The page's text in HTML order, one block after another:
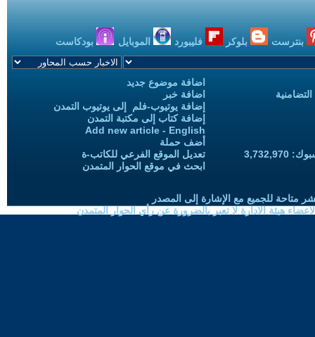
بنترست بلوكر فليبورد الموبايل بودكاست
اضافة موضوع جديد
اضافة خبر
إضافة يوتيوب-فلم إلى يوتيوب التمدن
إضافة كتاب إلى مكتبة التمدن
Add new article - English
أضف حملة
تعديل الموقع الفرعي للكاتب-ة
ابحث في موقع الحوار المتمدن
متاحة للجميع مع الإشارة إلى المصدر
هيئة الادارة لا تعبر بالضرورة عن رأي الحوار المتمدن